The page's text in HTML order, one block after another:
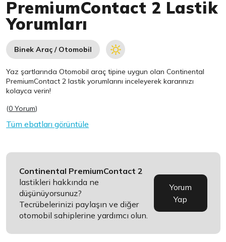
PremiumContact 2 Lastik
Yorumları
Binek Araç / Otomobil
Yaz şartlarında Otomobil araç tipine uygun olanContinental
PremiumContact 2 lastik yorumlarını inceleyerek kararınızı
kolayca verin!
(0 Yorum)
Tüm ebatları görüntüle
Continental PremiumContact 2
lastikleri hakkında ne
düşünüyorsunuz?
Tecrübelerinizi paylaşın ve diğer
otomobil sahiplerine yardımcı olun.
Yorum
Yap